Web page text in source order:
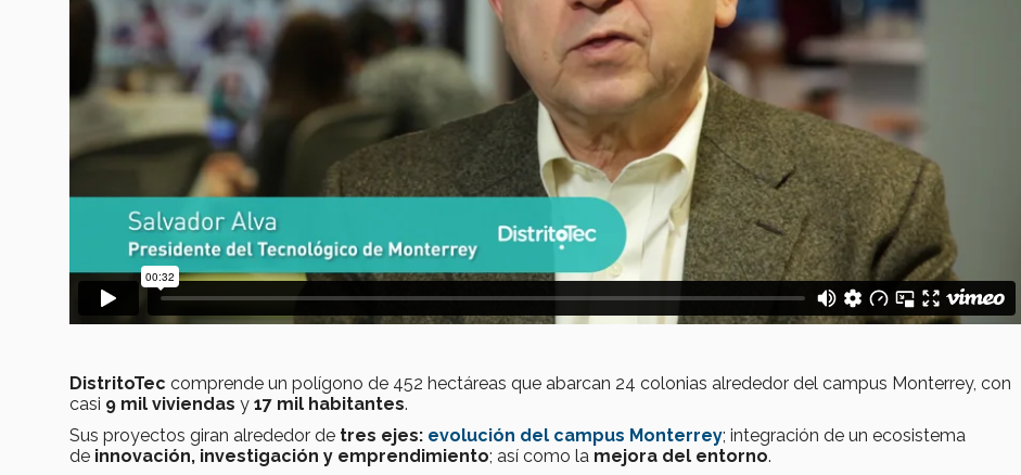
DistritoTec comprende un polígono de 452 hectáreas que abarcan 24 colonias alrededor del campus Monterrey, con
casi 9 mil viviendas y 17 mil habitantes.
Sus proyectos giran alrededor de tres ejes: evolución del campus Monterrey; integración de un ecosistema
de innovación, investigación y emprendimiento; así como la mejora del entorno.